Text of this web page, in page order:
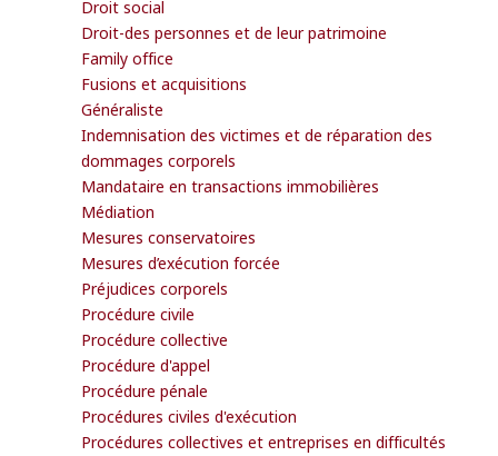
Droit social
Droit-des personnes et de leur patrimoine
Family office
Fusions et acquisitions
Généraliste
Indemnisation des victimes et de réparation des
dommages corporels
Mandataire en transactions immobilières
Médiation
Mesures conservatoires
Mesures d’exécution forcée
Préjudices corporels
Procédure civile
Procédure collective
Procédure d'appel
Procédure pénale
Procédures civiles d'exécution
Procédures collectives et entreprises en difficultés